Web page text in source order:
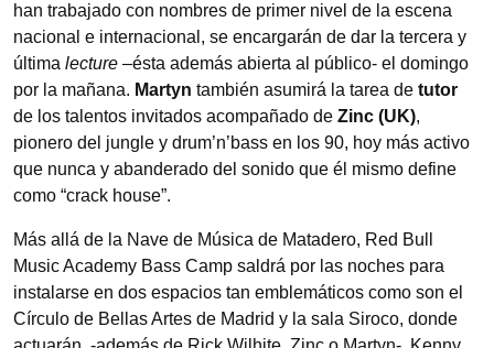
han trabajado con nombres de primer nivel de la escena
nacional e internacional, se encargarán de dar la tercera y
última lecture –ésta además abierta al público- el domingo
por la mañana. Martyn también asumirá la tarea de tutor
de los talentos invitados acompañado de Zinc (UK),
pionero del jungle y drum’n’bass en los 90, hoy más activo
que nunca y abanderado del sonido que él mismo define
como “crack house”.
Más allá de la Nave de Música de Matadero, Red Bull
Music Academy Bass Camp saldrá por las noches para
instalarse en dos espacios tan emblemáticos como son el
Círculo de Bellas Artes de Madrid y la sala Siroco, donde